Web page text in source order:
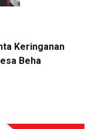
Keringanan
Beha